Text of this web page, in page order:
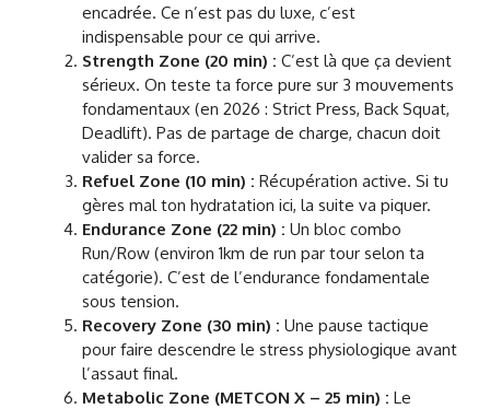
encadrée. Ce n’est pas du luxe, c’est
indispensable pour ce qui arrive.
Strength Zone (20 min) : C’est là que ça devient
sérieux. On teste ta force pure sur 3 mouvements
fondamentaux (en 2026 : Strict Press, Back Squat,
Deadlift). Pas de partage de charge, chacun doit
valider sa force.
Refuel Zone (10 min) : Récupération active. Si tu
gères mal ton hydratation ici, la suite va piquer.
Endurance Zone (22 min) : Un bloc combo
Run/Row (environ 1km de run par tour selon ta
catégorie). C’est de l’endurance fondamentale
sous tension.
Recovery Zone (30 min) : Une pause tactique
pour faire descendre le stress physiologique avant
l’assaut final.
Metabolic Zone (METCON X – 25 min) : Le